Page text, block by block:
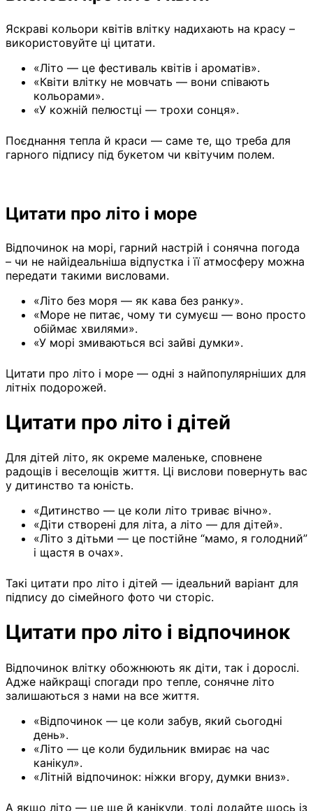
Яскраві кольори квітів влітку надихають на красу –
використовуйте ці цитати.
«Літо — це фестиваль квітів і ароматів».
«Квіти влітку не мовчать — вони співають
кольорами».
«У кожній пелюстці — трохи сонця».
Поєднання тепла й краси — саме те, що треба для
гарного підпису під букетом чи квітучим полем.
Цитати про літо і море
Відпочинок на морі, гарний настрій і сонячна погода
– чи не найідеальніша відпустка і її атмосферу можна
передати такими висловами.
«Літо без моря — як кава без ранку».
«Море не питає, чому ти сумуєш — воно просто
обіймає хвилями».
«У морі змиваються всі зайві думки».
Цитати про літо і море — одні з найпопулярніших для
літніх подорожей.
Цитати про літо і дітей
Для дітей літо, як окреме маленьке, сповнене
радощів і веселощів життя. Ці вислови повернуть вас
у дитинство та юність.
«Дитинство — це коли літо триває вічно».
«Діти створені для літа, а літо — для дітей».
«Літо з дітьми — це постійне “мамо, я голодний”
і щастя в очах».
Такі цитати про літо і дітей — ідеальний варіант для
підпису до сімейного фото чи сторіс.
Цитати про літо і відпочинок
Відпочинок влітку обожнюють як діти, так і дорослі.
Адже найкращі спогади про тепле, сонячне літо
залишаються з нами на все життя.
«Відпочинок — це коли забув, який сьогодні
день».
«Літо — це коли будильник вмирає на час
канікул».
«Літній відпочинок: ніжки вгору, думки вниз».
А якщо літо — це ще й канікули, тоді додайте щось із